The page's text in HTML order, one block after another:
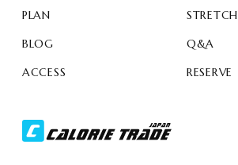
PLAN
STRETCH
BLOG
Q&A
ACCESS
RESERVE